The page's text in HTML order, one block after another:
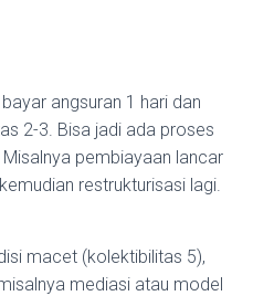
angsuran 1 hari dan
2-3. Bisa jadi ada proses
pembiayaan lancar
restrukturisasi lagi.
macet (kolektibilitas 5),
mediasi atau model